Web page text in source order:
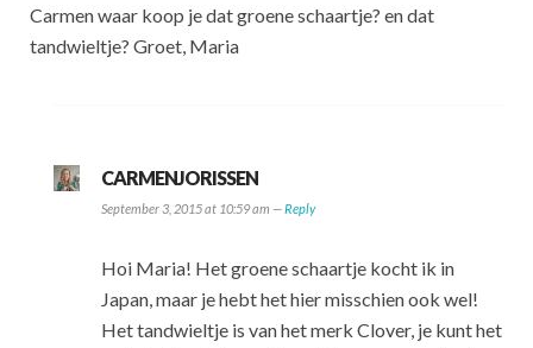
Carmen waar koop je dat groene schaartje? en dat
tandwieltje? Groet, Maria
CARMENJORISSEN
September 3, 2015 at 10:59 am —Reply
Hoi Maria! Het groene schaartje kocht ik in
Japan, maar je hebt het hier misschien ook wel!
Het tandwieltje is van het merk Clover, je kunt het